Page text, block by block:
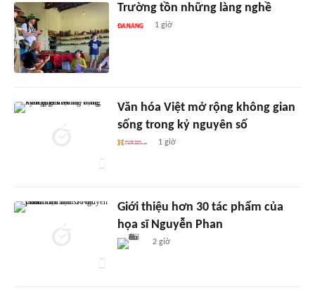
Trường tồn những làng nghề
1 giờ
Văn hóa Việt mở rộng không gian
sống trong kỷ nguyên số
1 giờ
Giới thiệu hơn 30 tác phẩm của
họa sĩ Nguyễn Phan
2 giờ